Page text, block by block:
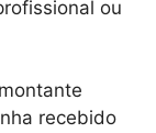
ou
recebido